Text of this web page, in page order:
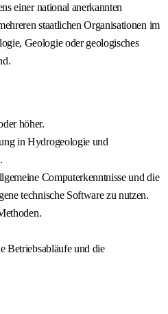
einer national anerkannten
staatlichen Organisationen im
Geologie oder geologisches
höher.
in Hydrogeologie und
Computerkenntnisse und die
technische Software zu nutzen.
Betriebsabläufe und die